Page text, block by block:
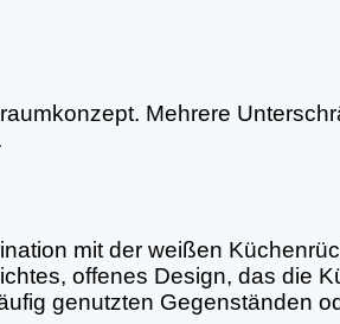
Mehrere
mit der weißen
offenes Design, das die
genutzten Gegenständen